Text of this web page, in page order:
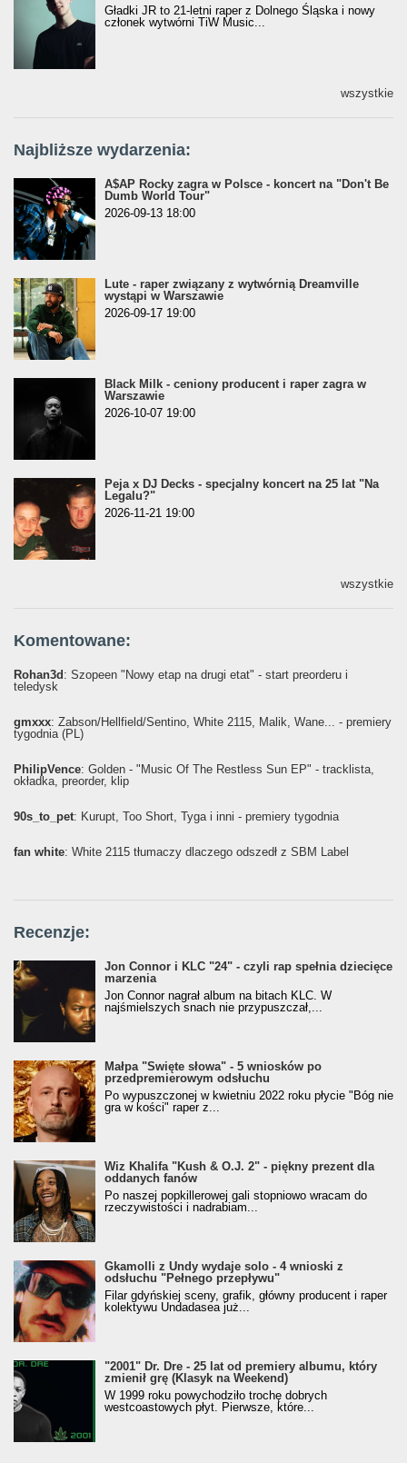
Gładki JR to 21-letni raper z Dolnego Śląska i nowy
członek wytwórni TiW Music...
wszystkie
Najbliższe wydarzenia:
A$AP Rocky zagra w Polsce - koncert na "Don't Be
Dumb World Tour"
2026-09-13 18:00
Lute - raper związany z wytwórnią Dreamville
wystąpi w Warszawie
2026-09-17 19:00
Black Milk - ceniony producent i raper zagra w
Warszawie
2026-10-07 19:00
Peja x DJ Decks - specjalny koncert na 25 lat "Na
Legalu?"
2026-11-21 19:00
wszystkie
Komentowane:
Rohan3d : Szopeen "Nowy etap na drugi etat" - start preorderu i
teledysk
gmxxx: Żabson/Hellfield/Sentino, White 2115, Malik, Wane... - premiery
tygodnia (PL)
PhilipVence: Golden - "Music Of The Restless Sun EP" - tracklista,
okładka, preorder, klip
90s_to_pet: Kurupt, Too Short, Tyga i inni - premiery tygodnia
fan white: White 2115 tłumaczy dlaczego odszedł z SBM Label
Recenzje:
Jon Connor i KLC "24" - czyli rap spełnia dziecięce
marzenia
Jon Connor nagrał album na bitach KLC. W
najśmielszych snach nie przypuszczał,...
Małpa "Święte słowa" - 5 wniosków po
przedpremierowym odsłuchu
Po wypuszczonej w kwietniu 2022 roku płycie "Bóg nie
gra w kości" raper z...
Wiz Khalifa "Kush & O.J. 2" - piękny prezent dla
oddanych fanów
Po naszej popkillerowej gali stopniowo wracam do
rzeczywistości i nadrabiam...
Gkamolli z Undy wydaje solo - 4 wnioski z
odsłuchu "Pełnego przepływu"
Filar gdyńskiej sceny, grafik, główny producent i raper
kolektywu Undadasea już...
"2001" Dr. Dre - 25 lat od premiery albumu, który
zmienił grę (Klasyk na Weekend)
W 1999 roku powychodziło trochę dobrych
westcoastowych płyt. Pierwsze, które...